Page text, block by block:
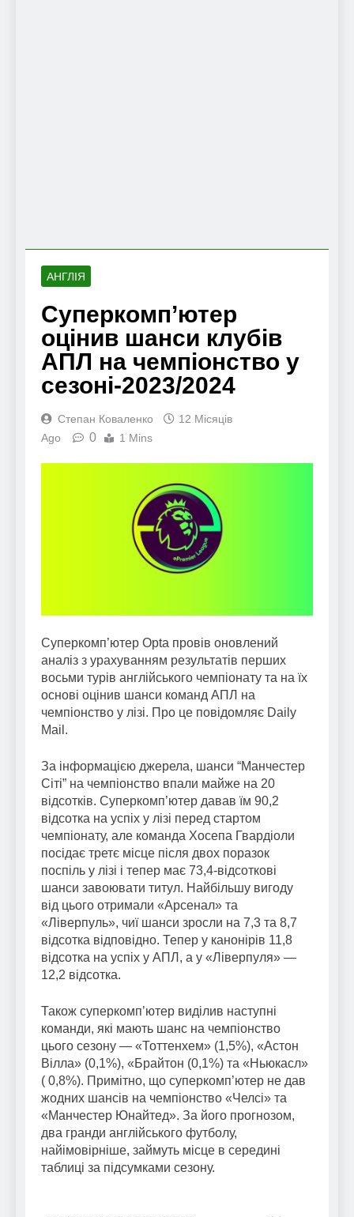
АНГЛІЯ
Суперкомп’ютер
оцінив шанси клубів
АПЛ на чемпіонство у
сезоні-2023/2024
Степан Коваленко
12 Місяців
Ago
0 1 Mins
Суперкомп’ютер Opta провів оновлений
аналіз з урахуванням результатів перших
восьми турів англійського чемпіонату та на їх
основі оцінив шанси команд АПЛ на
чемпіонство у лізі. Про це повідомляє Daily
Mail.
За інформацією джерела, шанси “Манчестер
Сіті” на чемпіонство впали майже на 20
відсотків. Суперкомп’ютер давав їм 90,2
відсотка на успіх у лізі перед стартом
чемпіонату, але команда Хосепа Гвардіоли
посідає третє місце після двох поразок
поспіль у лізі і тепер має 73,4-відсоткові
шанси завоювати титул. Найбільшу вигоду
від цього отримали «Арсенал» та
«Ліверпуль», чиї шанси зросли на 7,3 та 8,7
відсотка відповідно. Тепер у канонірів 11,8
відсотка на успіх у АПЛ, а у «Ліверпуля» —
12,2 відсотка.
Також суперкомп’ютер виділив наступні
команди, які мають шанс на чемпіонство
цього сезону — «Тоттенхем» (1,5%), «Астон
Вілла» (0,1%), «Брайтон (0,1%) та «Ньюкасл»
( 0,8%). Примітно, що суперкомп’ютер не дав
жодних шансів на чемпіонство «Челсі» та
«Манчестер Юнайтед». За його прогнозом,
два гранди англійського футболу,
найімовірніше, займуть місце в середині
таблиці за підсумками сезону.